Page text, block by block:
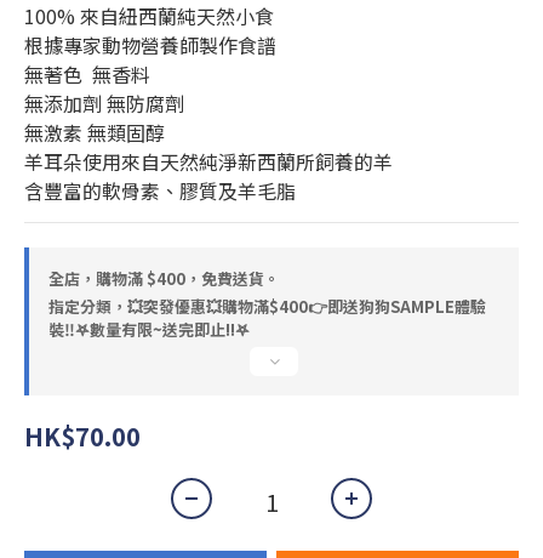
100% 來自紐西蘭純天然小食
根據專家動物營養師製作食譜
無著色  無香料
無添加劑 無防腐劑
無激素 無類固醇
羊耳朵使用來自天然純淨新西蘭所飼養的羊
含豐富的軟骨素、膠質及羊毛脂
全店，購物滿 $400，免費送貨。
指定分類，💥突發優惠💥購物滿$400👉即送狗狗SAMPLE體驗
裝‼️𖤐數量有限~送完即止!!𖤐
HK$70.00